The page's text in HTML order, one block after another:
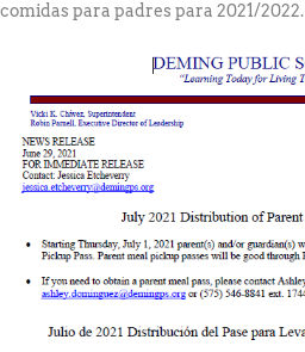
comidas para padres para 2021/2022.